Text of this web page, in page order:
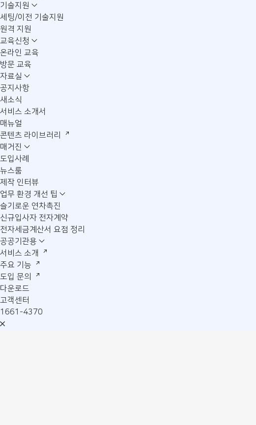
기술지원
세팅/이전 기술지원
원격 지원
교육신청
온라인 교육
방문 교육
자료실
공지사항
새소식
서비스 소개서
매뉴얼
콘텐츠 라이브러리
매거진
도입사례
뉴스룸
제작 인터뷰
업무 환경 개선 팁
슬기로운 연차촉진
신규입사자 전자계약
전자세금계산서 요점 정리
공공기관용
서비스 소개
주요 기능
도입 문의
다운로드
고객센터
1661-4370